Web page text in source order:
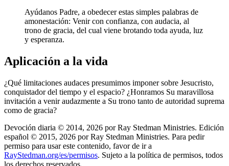
Ayúdanos Padre, a obedecer estas simples palabras de
amonestación: Venir con confianza, con audacia, al
trono de gracia, del cual viene brotando toda ayuda, luz
y esperanza.
Aplicación a la vida
¿Qué limitaciones audaces presumimos imponer sobre Jesucristo,
conquistador del tiempo y el espacio? ¿Honramos Su maravillosa
invitación a venir audazmente a Su trono tanto de autoridad suprema
como de gracia?
Devoción diaria © 2014, 2026 por Ray Stedman Ministries. Edición
español © 2015, 2026 por Ray Stedman Ministries. Para pedir
permiso para usar este contenido, favor de ir a
RayStedman.org/es/permisos. Sujeto a la política de permisos, todos
los derechos reservados.